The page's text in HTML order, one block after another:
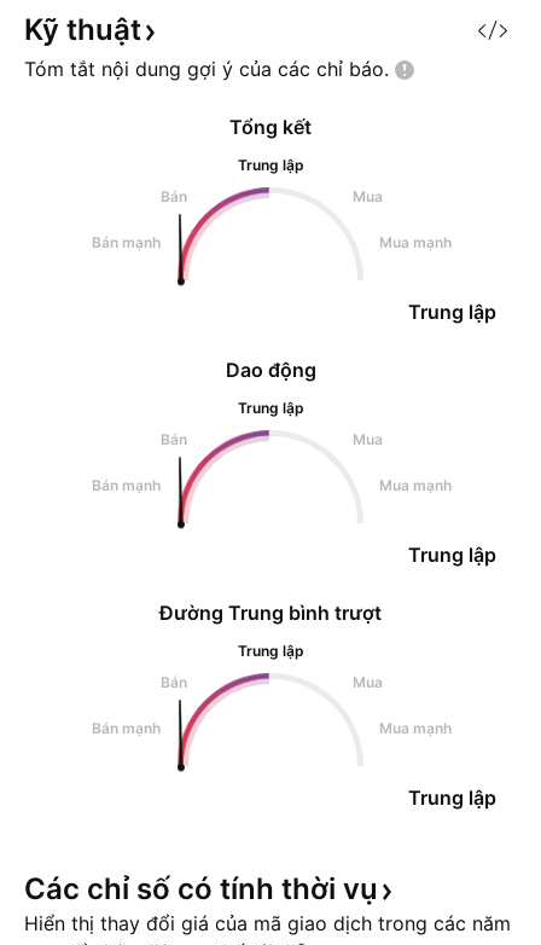
Kỹ thuật
Tóm tắt nội dung gợi ý của các chỉ báo.
Dao động
Trung lập
Bán
Mua
Bán mạnh Mua mạnh
Trung lập
Tổng kết
Trung lập
Bán
Mua
Bán mạnh Mua mạnh
Trung lập
Đường Trung bình trượt
Trung lập
Bán
Mua
Bán mạnh Mua mạnh
Trung lập
Các chỉ số có tính thời vụ
Hiển thị thay đổi giá của mã giao dịch trong các năm